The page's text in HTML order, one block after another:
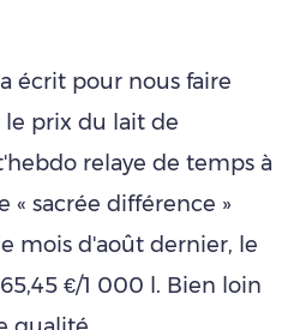
écrit pour nous faire
prix du lait de
relaye de temps à
« sacrée différence »
mois d'août dernier, le
€/1 000 l. Bien loin